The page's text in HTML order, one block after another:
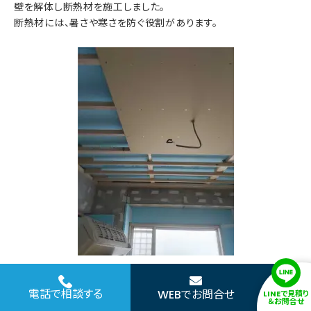
壁を解体し断熱材を施工しました。
断熱材には、暑さや寒さを防ぐ役割があります。
電話で相談する WEBでお問合せ LINEで見積り
＆お問合せ